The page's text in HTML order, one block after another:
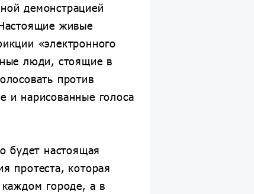
демонстрацией
живые
«электронного
люди, стоящие в
против
и нарисованные голоса
будет настоящая
протеста, которая
городе, а в